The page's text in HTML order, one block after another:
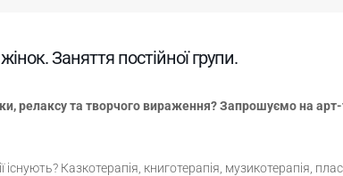
Заняття постійної групи.
релаксу та творчого вираження? Запрошуємо на арт-
існують? Казкотерапія, книготерапія, музикотерапія,